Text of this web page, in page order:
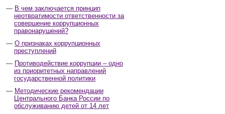
В чем заключается принцип
неотвратимости ответственности за
совершение коррупционных
правонарушений?
О признаках коррупционных
преступлений
Противодействие коррупции – одно
из приоритетных направлений
государственной политики
Методические рекомендации
Центрального Банка России по
обслуживанию детей от 14 лет